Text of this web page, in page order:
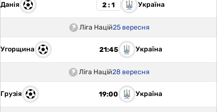
Данія 2 : 1 Україна
Ліга Націй25 вересня
Угорщина 21:45 Україна
Ліга Націй28 вересня
Грузія 19:00 Україна